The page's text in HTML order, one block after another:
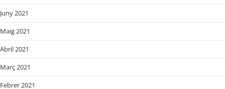
Juny 2021
Maig 2021
Abril 2021
Març 2021
Febrer 2021